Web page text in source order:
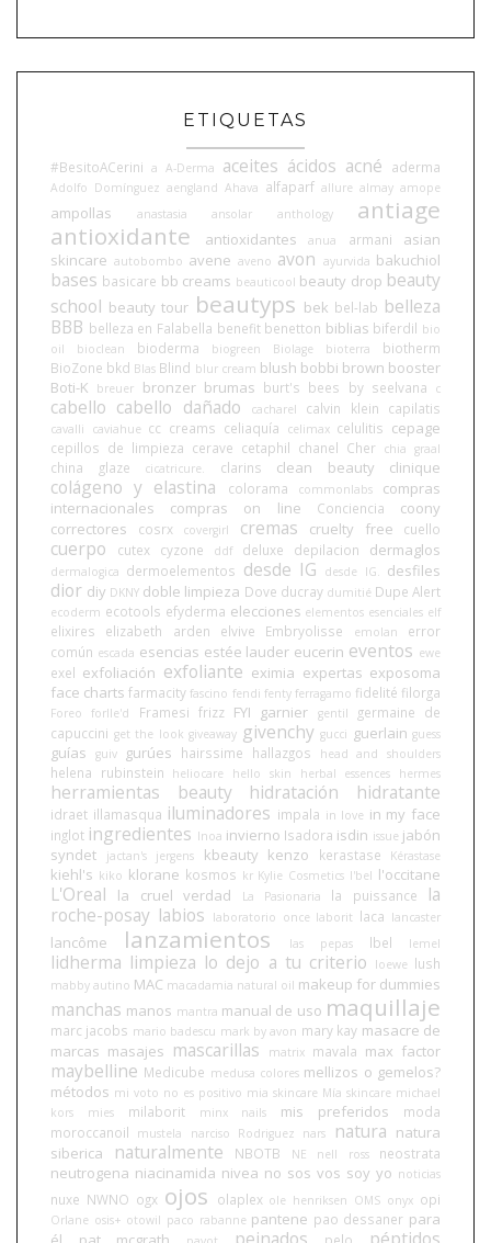
ETIQUETAS
#BesitoACerini a A-Derma aceites ácidos acné aderma
Adolfo Domínguez aengland Ahava alfaparf allure almay amope
ampollas anastasia ansolar anthology
antiage
antioxidante
antioxidantes anua armani
asian
skincare autobombo avene aveno avon ayurvida bakuchiol
bases basicare bb creams beauticool beauty drop beauty
school beauty tour beautyps bek bel-lab belleza
BBB belleza en Falabella benefit benetton biblias biferdil bio
oil
bioclean bioderma biogreen Biolage bioterra
biotherm
BioZone bkd Blas Blind blur cream blush bobbi brown booster
Boti-K
breuer bronzer brumas burt's bees by seelvana c
cabello cabello dañado cacharel calvin klein capilatis
cavalli caviahue cc creams celiaquía celimax celulitis cepage
cepillos de limpieza cerave cetaphil chanel Cher chia graal
china glaze cicatricure. clarins clean beauty clinique
colágeno y elastina colorama commonlabs
compras
internacionales
compras on line Conciencia
coony
correctores
cosrx covergirl cremas cruelty free cuello
cuerpo cutex cyzone ddf deluxe depilacion dermaglos
dermalogica dermoelementos desde IG desde IG. desfiles
dior diy DKNY doble limpieza Dove ducray dumitié Dupe Alert
ecoderm ecotools efyderma elecciones elementos esenciales elf
elixires elizabeth arden elvive Embryolisse emolan
error
común escada esencias estée lauder eucerin eventos ewe
exel exfoliación exfoliante eximia expertas exposoma
face charts farmacity fascino fendi fenty ferragamo fidelité filorga
Foreo forlle'd Framesi frizz FYI garnier gentil
germaine de
capuccini get the look giveaway givenchy gucci guerlain guess
guías guiv gurúes hairssime hallazgos head and shoulders
helena rubinstein heliocare hello skin herbal essences hermes
herramientas beauty hidratación hidratante
idraet illamasqua iluminadores impala in love in my face
inglot ingredientes Inoa invierno Isadora isdin issue jabón
syndet
jactan's jergens kbeauty kenzo kerastase Kérastase
kiehl's kiko klorane kosmos kr Kylie Cosmetics l'bel l'occitane
L'Oreal la cruel verdad La Pasionaria la puissance
la
roche-posay labios laboratorio once laborit laca lancaster
lancôme lanzamientos las pepas lbel lemel
lidherma limpieza lo dejo a tu criterio loewe lush
mabby autino MAC macadamia natural oil makeup for dummies
manchas manos mantra manual de uso maquillaje
marc jacobs mario badescu mark by avon mary kay masacre de
marcas masajes mascarillas matrix mavala max factor
maybelline Medicube medusa colores mellizos o gemelos?
métodos mi voto no es positivo mia skincare Mía skincare michael
kors
mies milaborit minx nails mis preferidos
moda
moroccanoil
mustela narciso Rodriguez nars natura natura
siberica
naturalmente NBOTB NE nell ross neostrata
neutrogena niacinamida nivea no sos vos soy yo noticias
nuxe NWNO ogx ojos olaplex ole henriksen OMS onyx opi
Orlane osis+ otowil paco rabanne pantene pao dessaner para